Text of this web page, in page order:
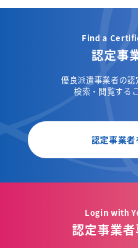
Find a
認定事
優良派遣事業者の
検索・閲覧する
認定事業
Login with
認定事業